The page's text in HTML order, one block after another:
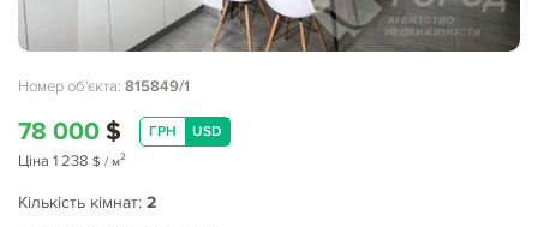
Номер об'єкта: 815849/1
78 000 $ ГРН USD
Ціна 1 238 $ / м2
Кількість кімнат: 2